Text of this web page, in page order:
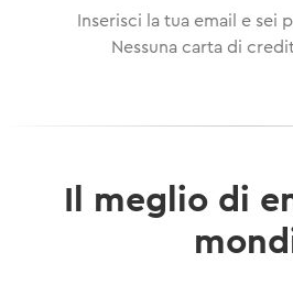
Inserisci la tua email e sei
Nessuna carta di
Il meglio di